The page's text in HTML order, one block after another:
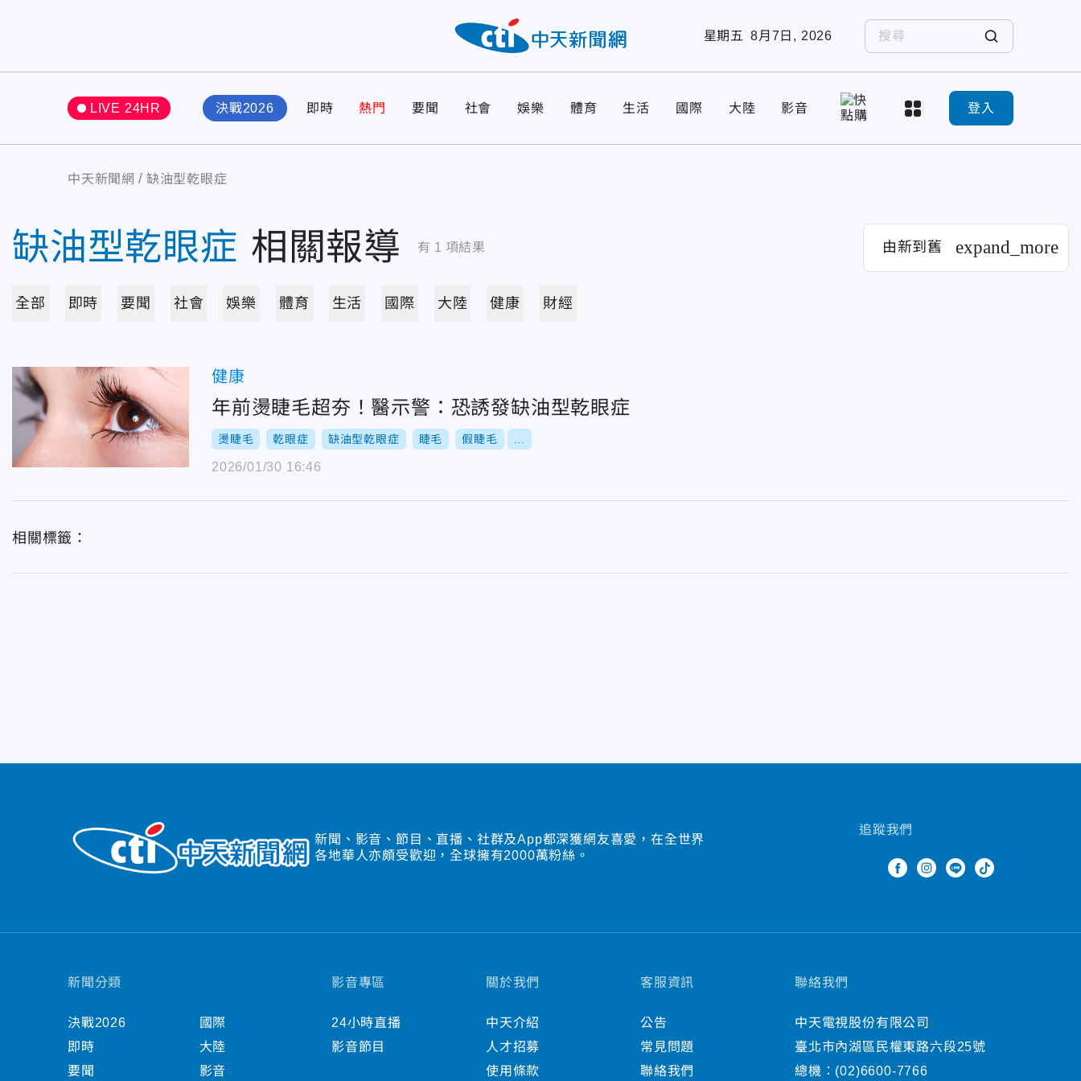
星期五 8月7日, 2026
LIVE 24HR 決戰2026 即時 熱門 要聞 社會 娛樂 體育 生活 國際 大陸 影音 登入
中天新聞網 缺油型乾眼症
缺油型乾眼症 相關報導 有 1 項結果 由新到舊 expand_more
全部 即時 要聞 社會 娛樂 體育 生活 國際 大陸 健康 財經
健康
年前燙睫毛超夯！醫示警：恐誘發缺油型乾眼症
燙睫毛 乾眼症 缺油型乾眼症 睫毛 假睫毛
2026/01/30 16:46
相關標籤：
新聞、影音、節目、直播、社群及App都深獲網友喜愛，在全世界
各地華人亦頗受歡迎，全球擁有2000萬粉絲。
追蹤我們
新聞分類
決戰2026
即時
要聞
國際
大陸
影音
影音專區
24小時直播
影音節目
關於我們
中天介紹
人才招募
使用條款
客服資訊
公告
常見問題
聯絡我們
聯絡我們
中天電視股份有限公司
臺北市內湖區民權東路六段25號
總機： (02)6600-7766